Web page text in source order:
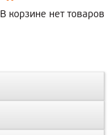
В корзине нет товаров